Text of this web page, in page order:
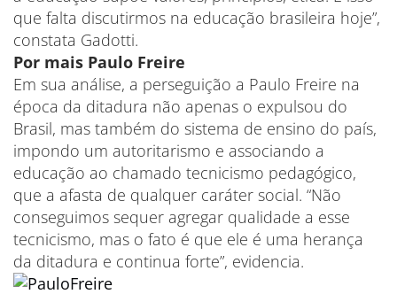
que falta discutirmos na educação brasileira hoje”,
constata Gadotti.
Por mais Paulo Freire
Em sua análise, a perseguição a Paulo Freire na
época da ditadura não apenas o expulsou do
Brasil, mas também do sistema de ensino do país,
impondo um autoritarismo e associando a
educação ao chamado tecnicismo pedagógico,
que a afasta de qualquer caráter social. “Não
conseguimos sequer agregar qualidade a esse
tecnicismo, mas o fato é que ele é uma herança
da ditadura e continua forte”, evidencia.